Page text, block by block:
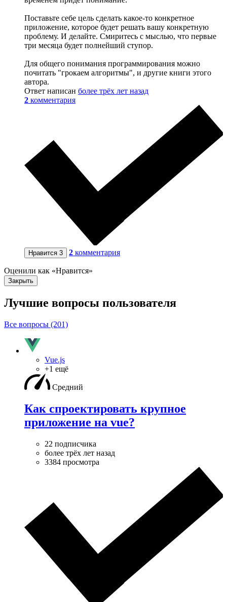
Поставьте себе цель сделать какое-то конкретное
приложение, которое будет решать вашу конкретную
проблему. И делайте. Смиритесь с мыслью, что первые
три месяца будет полнейший ступор.
Для общего понимания программирования можно
почитать "грокаем алгоритмы", и другие книги этого
автора.
Ответ написан более трёх лет назад
2 комментария
Нравится 3 2 комментария
Оценили как «Нравится»
Закрыть
Лучшие вопросы пользователя
Все вопросы (201)
Vue.js
+1 ещё
Средний
Как спроектировать крупное
приложение на vue?
22 подписчика
более трёх лет назад
3384 просмотра